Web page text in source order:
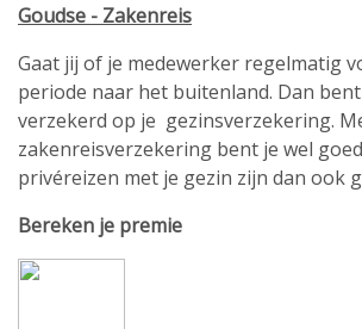
Goudse - Zakenreis
Gaat jij of je medewerker regelmatig
periode naar het buitenland. Dan
verzekerd op je gezinsverzekering.
zakenreisverzekering bent je wel
privéreizen met je gezin zijn dan ook
Bereken je premie